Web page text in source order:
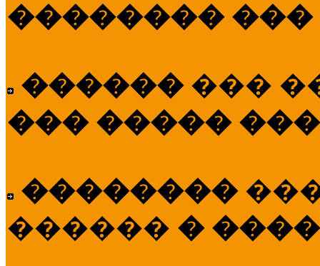
�������� ���
������ ���
��� �����
��������
������ �